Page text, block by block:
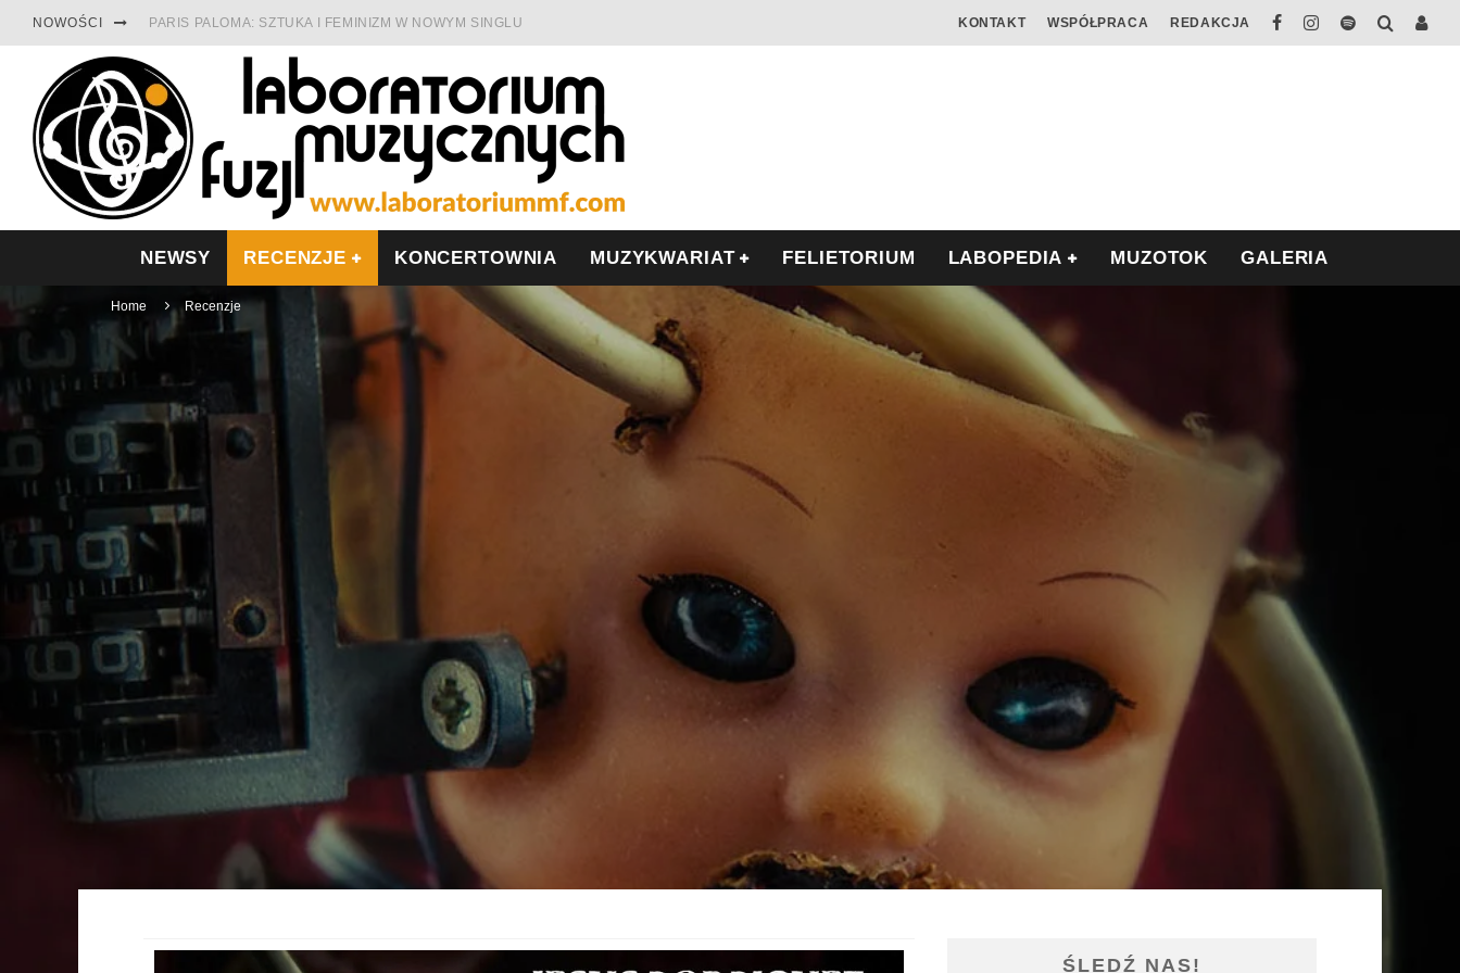
NOWOŚCI PARIS PALOMA: SZTUKA I FEMINIZM W NOWYM SINGLU
TABULA RASA Z SINGLEM DIAMENTY. SAMOTNOŚĆ I OPÓR
CINNAMON GUM MIĘDZY SOULEM A PAMIĘCIĄ
FRANCUSKI PROG METAL WEDŁUG DUALISIS
LESZEK KUŁAKOWSKI NAGRAŁ JAZZFONIĘ O POLSCE
KONTAKT WSPÓŁPRACA REDAKCJA
NEWSY RECENZJE KONCERTOWNIA MUZYKWARIAT FELIETORIUM LABOPEDIA MUZOTOK GALERIA
Home Recenzje
ŚLEDŹ NAS!